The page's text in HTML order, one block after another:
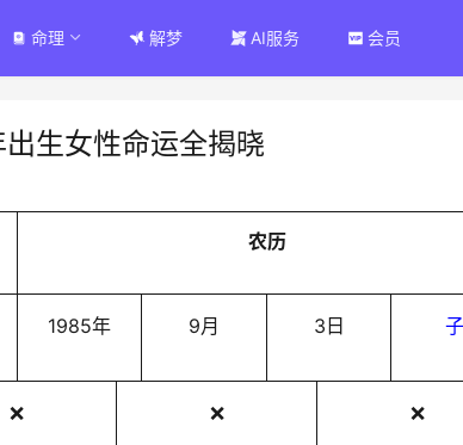
命理 解梦 AI服务 会员
生女性命运全揭晓
农历
1985年 9月 3日 子
❌ ❌ ❌